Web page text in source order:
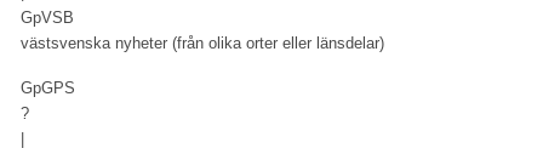
GpVSB
västsvenska nyheter (från olika orter eller länsdelar)
GpGPS
?